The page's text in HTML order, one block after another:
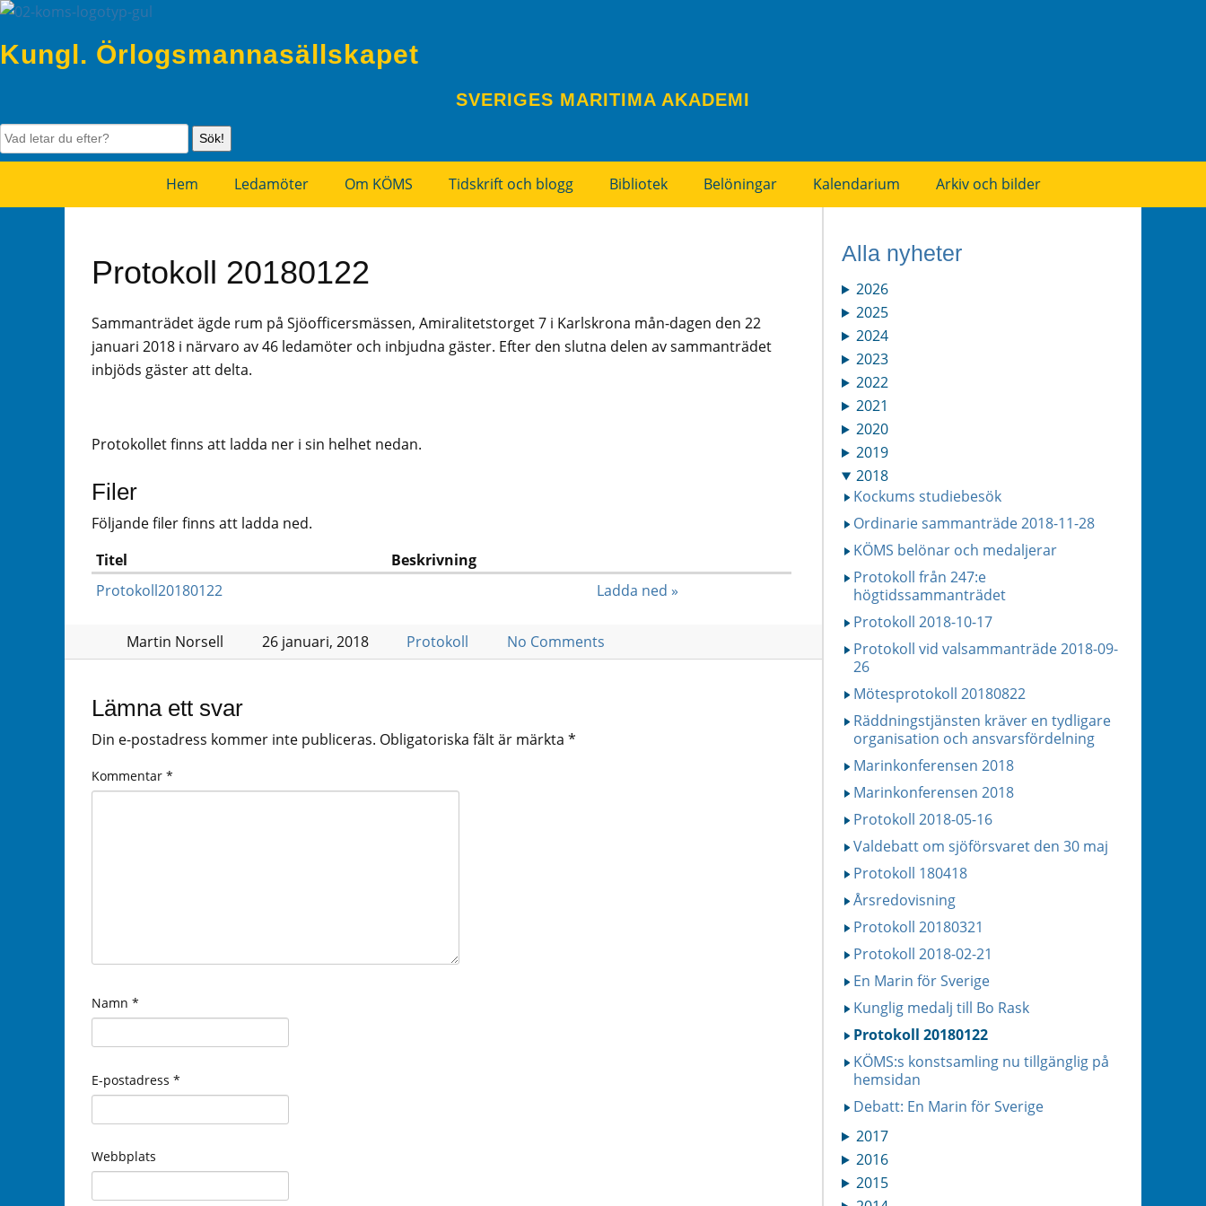
Kungl. Örlogsmannasällskapet
SVERIGES MARITIMA AKADEMI
Sök!
Hem Ledamöter Om KÖMS Tidskrift och blogg Bibliotek Belöningar Kalendarium Arkiv och bilder
Protokoll 20180122
Sammanträdet ägde rum på Sjöofficersmässen, Amiralitetstorget 7 i Karlskrona mån-dagen den 22
januari 2018 i närvaro av 46 ledamöter och inbjudna gäster. Efter den slutna delen av sammanträdet
inbjöds gäster att delta.
Protokollet finns att ladda ner i sin helhet nedan.
Filer
Följande filer finns att ladda ned.
Titel
Beskrivning
Protokoll20180122
Ladda ned »
Martin Norsell 26 januari, 2018 Protokoll No Comments
Lämna ett svar
Din e-postadress kommer inte publiceras. Obligatoriska fält är märkta *
Kommentar *
Namn *
E-postadress *
Webbplats
Alla nyheter
2026
2025
2024
2023
2022
2021
2020
2019
2018
Kockums studiebesök
Ordinarie sammanträde 2018-11-28
KÖMS belönar och medaljerar
Protokoll från 247:e
högtidssammanträdet
Protokoll 2018-10-17
Protokoll vid valsammanträde 2018-09-
26
Mötesprotokoll 20180822
Räddningstjänsten kräver en tydligare
organisation och ansvarsfördelning
Marinkonferensen 2018
Marinkonferensen 2018
Protokoll 2018-05-16
Valdebatt om sjöförsvaret den 30 maj
Protokoll 180418
Årsredovisning
Protokoll 20180321
Protokoll 2018-02-21
En Marin för Sverige
Kunglig medalj till Bo Rask
Protokoll 20180122
KÖMS:s konstsamling nu tillgänglig på
hemsidan
Debatt: En Marin för Sverige
2017
2016
2015